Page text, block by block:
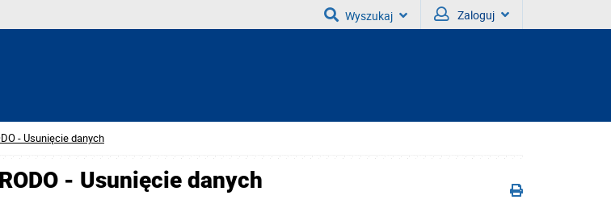
Wyszukaj Zaloguj
- Usunięcie danych
- Usunięcie danych